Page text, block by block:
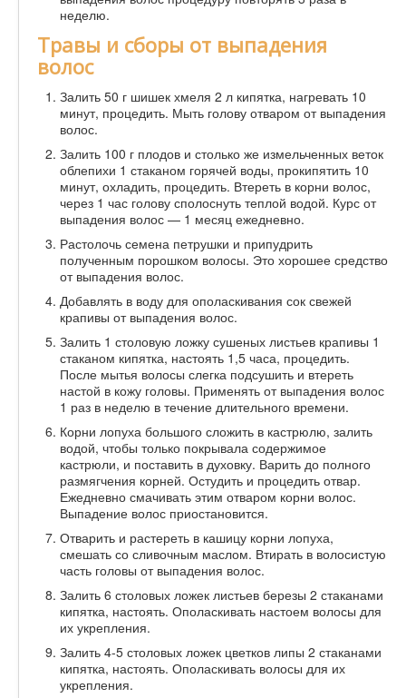
неделю.
Травы и сборы от выпадения
волос
Залить 50 г шишек хмеля 2 л кипятка, нагревать 10
минут, процедить. Мыть голову отваром от выпадения
волос.
Залить 100 г плодов и столько же измельченных веток
облепихи 1 стаканом горячей воды, прокипятить 10
минут, охладить, процедить. Втереть в корни волос,
через 1 час голову сполоснуть теплой водой. Курс от
выпадения волос — 1 месяц ежедневно.
Растолочь семена петрушки и припудрить
полученным порошком волосы. Это хорошее средство
от выпадения волос.
Добавлять в воду для ополаскивания сок свежей
крапивы от выпадения волос.
Залить 1 столовую ложку сушеных листьев крапивы 1
стаканом кипятка, настоять 1,5 часа, процедить.
После мытья волосы слегка подсушить и втереть
настой в кожу головы. Применять от выпадения волос
1 раз в неделю в течение длительного времени.
Корни лопуха большого сложить в кастрюлю, залить
водой, чтобы только покрывала содержимое
кастрюли, и поставить в духовку. Варить до полного
размягчения корней. Остудить и процедить отвар.
Ежедневно смачивать этим отваром корни волос.
Выпадение волос приостановится.
Отварить и растереть в кашицу корни лопуха,
смешать со сливочным маслом. Втирать в волосистую
часть головы от выпадения волос.
Залить 6 столовых ложек листьев березы 2 стаканами
кипятка, настоять. Ополаскивать настоем волосы для
их укрепления.
Залить 4-5 столовых ложек цветков липы 2 стаканами
кипятка, настоять. Ополаскивать волосы для их
укрепления.